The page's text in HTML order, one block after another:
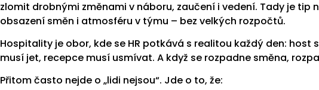
zlomit drobnými změnami v náboru, zaučení i vedení. Tady je tip
obsazení směn i atmosféru v týmu – bez velkých rozpočtů.
Hospitality je obor, kde se HR potkává s realitou každý den: host
musí jet, recepce musí usmívat. A když se rozpadne směna,
Přitom často nejde o „lidi nejsou“. Jde o to, že: